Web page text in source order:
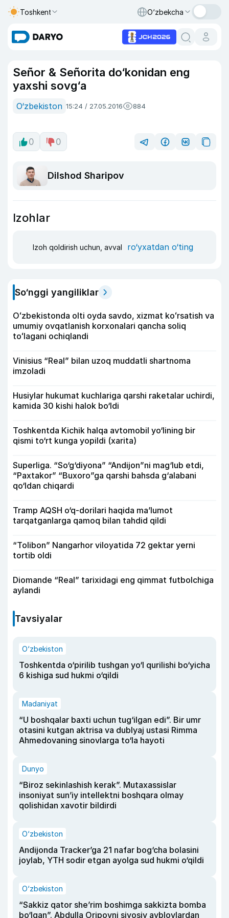
Toshkent O‘zbekcha
Señor & Señorita do‘konidan eng
yaxshi sovg‘a
O‘zbekiston 15:24 / 27.05.2016 884
0 0
Dilshod Sharipov
Izohlar
Izoh qoldirish uchun, avval ro‘yxatdan o‘ting
So‘nggi yangiliklar
Oʻzbekistonda olti oyda savdo, xizmat koʻrsatish va
umumiy ovqatlanish korxonalari qancha soliq
toʻlagani ochiqlandi
Vinisius “Real” bilan uzoq muddatli shartnoma
imzoladi
Husiylar hukumat kuchlariga qarshi raketalar uchirdi,
kamida 30 kishi halok bo‘ldi
Toshkentda Kichik halqa avtomobil yo‘lining bir
qismi to‘rt kunga yopildi (xarita)
Superliga. “So‘g‘diyona” “Andijon”ni mag‘lub etdi,
“Paxtakor” “Buxoro”ga qarshi bahsda g‘alabani
qo‘ldan chiqardi
Tramp AQSH o‘q-dorilari haqida ma’lumot
tarqatganlarga qamoq bilan tahdid qildi
“Tolibon” Nangarhor viloyatida 72 gektar yerni
tortib oldi
Diomande “Real” tarixidagi eng qimmat futbolchiga
aylandi
Tavsiyalar
O‘zbekiston
Toshkentda o‘pirilib tushgan yo‘l qurilishi bo‘yicha
6 kishiga sud hukmi o‘qildi
Madaniyat
“U boshqalar baxti uchun tug‘ilgan edi”. Bir umr
otasini kutgan aktrisa va dublyaj ustasi Rimma
Ahmedovaning sinovlarga to‘la hayoti
Dunyo
“Biroz sekinlashish kerak”. Mutaxassislar
insoniyat sun’iy intellektni boshqara olmay
qolishidan xavotir bildirdi
O‘zbekiston
Andijonda Tracker’ga 21 nafar bog‘cha bolasini
joylab, YTH sodir etgan ayolga sud hukmi o‘qildi
O‘zbekiston
“Sakkiz qator she’rim boshimga sakkizta bomba
bo‘lgan”. Abdulla Oripovni siyosiy ayblovlardan